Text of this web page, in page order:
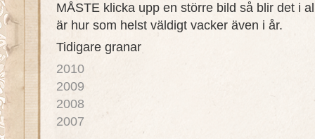
MÅSTE klicka upp en större bild så blir det i
är hur som helst väldigt vacker även i år.
Tidigare granar
2010
2009
2008
2007